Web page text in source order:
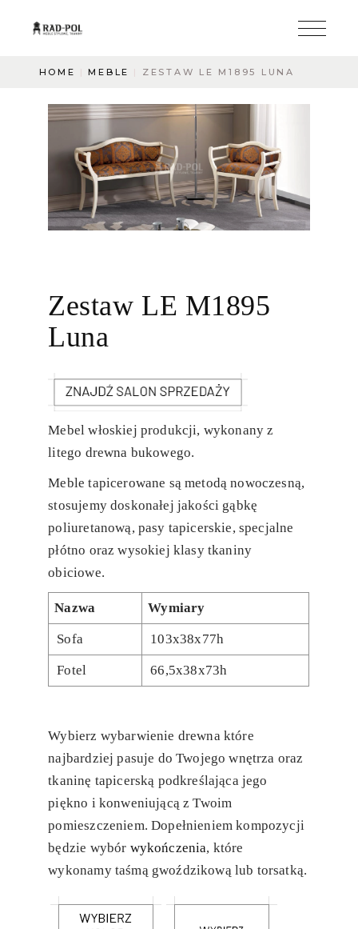
HOME MEBLE ZESTAW LE M1895 LUNA
Zestaw LE M1895
Luna
Mebel włoskiej produkcji, wykonany z
litego drewna bukowego.
Meble tapicerowane są metodą nowoczesną,
stosujemy doskonałej jakości gąbkę
poliuretanową, pasy tapicerskie, specjalne
płótno oraz wysokiej klasy tkaniny
obiciowe.
Nazwa Wymiary
Sofa 103x38x77h
Fotel 66,5x38x73h
Wybierz wybarwienie drewna które
najbardziej pasuje do Twojego wnętrza oraz
tkaninę tapicerską podkreślająca jego
piękno i konweniującą z Twoim
pomieszczeniem. Dopełnieniem kompozycji
będzie wybór wykończenia, które
wykonamy taśmą gwoździkową lub torsatką.